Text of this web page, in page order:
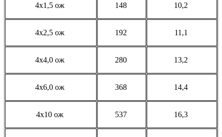
4x1,5 ож 148 10,2
4x2,5 ож 192 11,1
4x4,0 ож 280 13,2
4x6,0 ож 368 14,4
4x10 ож 537 16,3